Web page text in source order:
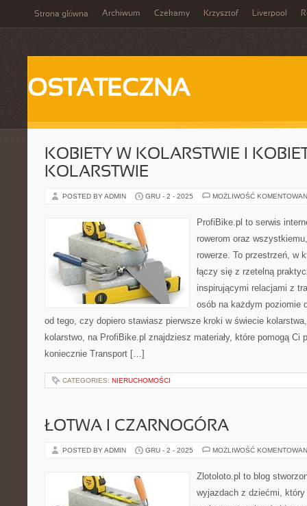
Strona główna Archiwum Czekamy Krzysztof Liverpool
OSTATECZNA
KOBIETY W KOLARSTWIE I
KOLARSTWIE
POSTED BY ADMIN GRU - 2 - 2025 MOŻLIWOŚĆ
ProfiBike.pl to serwis
rowerom oraz
rowerze. To przestrzeń, w
łączy się z rzetelną
inspirującymi relacjami z
osób na każdym poziomie
od tego, czy dopiero stawiasz pierwsze kroki w świecie
kolarstwo, na ProfiBike.pl znajdziesz materiały, które pomogą Ci
koniecznie Transport […]
CATEGORIES: NIERUCHOMOŚCI
ŁOTWA I CZARNOGÓRA
POSTED BY ADMIN GRU - 2 - 2025 MOŻLIWOŚĆ
Zlotoloto.pl to blog
wyjazdach z dziećmi, który